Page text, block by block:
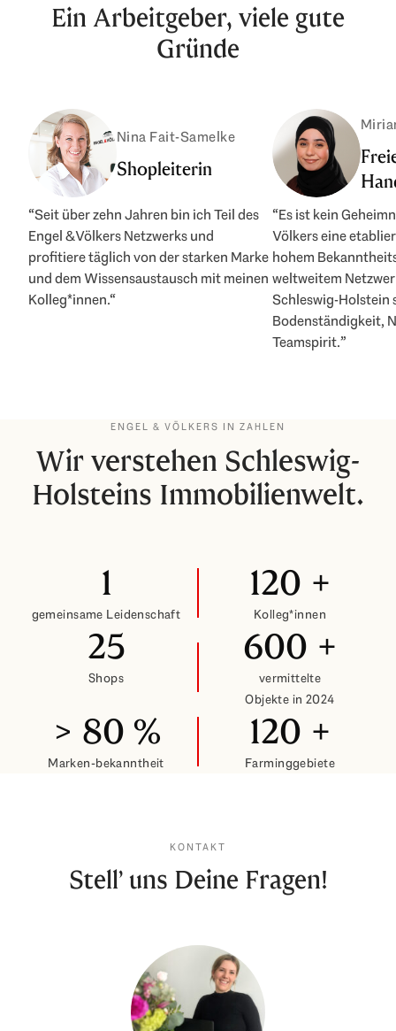
Ein Arbeitgeber, viele gute
Gründe
Nina Fait-Samelke
Shopleiterin
“Seit über zehn Jahren bin ich Teil des
Engel & Völkers Netzwerks und
profitiere täglich von der starken Marke
und dem Wissensaustausch mit meinen
Kolleg*innen.“
“Es ist kein
Völkers eine
hohem
weltweitem
Schleswig-Holstein
Bodenständigkeit,
Teamspirit.”
ENGEL & VÖLKERS IN ZAHLEN
Wir verstehen Schleswig-
Holsteins Immobilienwelt.
1
gemeinsame Leidenschaft
120 +
Kolleg*innen
25
Shops
600 +
vermittelte
Objekte in 2024
> 80 %
Marken-bekanntheit
120 +
Farminggebiete
KONTAKT
Stell’ uns Deine Fragen!